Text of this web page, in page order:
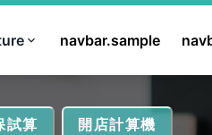
navbar.sample
試算 開店計算機